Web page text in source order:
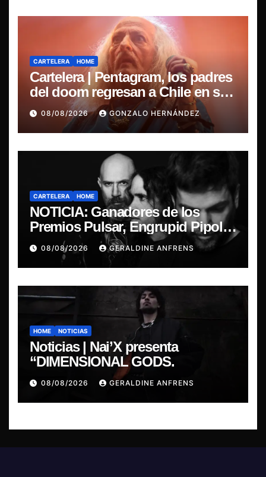
CARTELERA HOME
Cartelera | Pentagram, los padres
del doom regresan a Chile en su
última misa
08/08/2026 GONZALO HERNÁNDEZ
CARTELERA HOME
NOTICIA: Ganadores de los
Premios Pulsar, Engrupid Pipol
presentan show exclusivo.
08/08/2026 GERALDINE ANFRENS
HOME NOTICIAS
Noticias | Nai’X presenta
“DIMENSIONAL GODS.
08/08/2026 GERALDINE ANFRENS